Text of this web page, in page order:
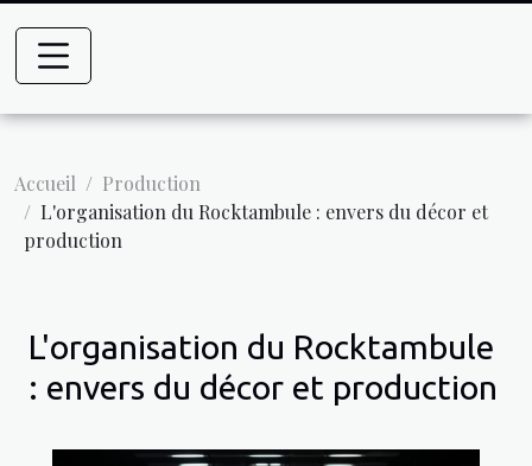
Accueil
Production
L'organisation du Rocktambule : envers du décor et
production
L'organisation du Rocktambule
: envers du décor et production